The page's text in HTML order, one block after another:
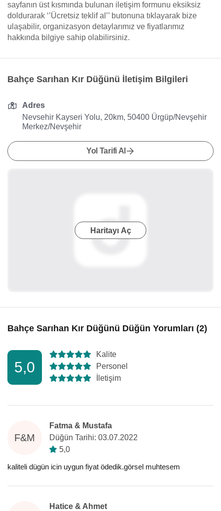
sayfanın üst kısmında bulunan iletişim formunu eksiksiz
doldurarak ‘’Ücretsiz teklif al’’ butonuna tıklayarak bize
ulaşabilir, organizasyon detaylarımız ve fiyatlarımız
hakkında bilgiye sahip olabilirsiniz.
Bahçe Sarıhan Kır Düğünü İletişim Bilgileri
Adres
Nevsehir Kayseri Yolu, 20km, 50400 Ürgüp/Nevşehir
Merkez/Nevşehir
Yol Tarifi Al
Haritayı Aç
Bahçe Sarıhan Kır Düğünü Düğün Yorumları (2)
5,0
Kalite
Personel
İletişim
F&M
Fatma & Mustafa
Düğün Tarihi: 03.07.2022
5,0
kaliteli dügün icin uygun fiyat ödedik.görsel muhtesem
Hatice & Ahmet